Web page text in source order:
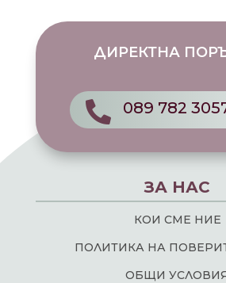
ДИРЕКТНА
 089 782
ЗА НАС
КОИ СМЕ НИЕ
ПОЛИТИКА НА
ОБЩИ